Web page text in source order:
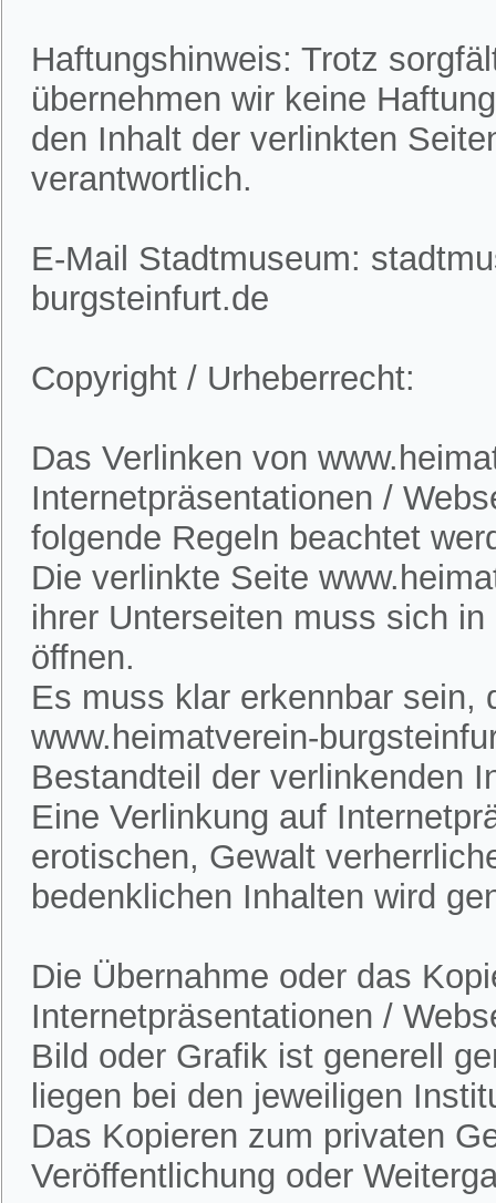
Haftungshinweis: Trotz
übernehmen wir keine
den Inhalt der verlinkten
verantwortlich.
E-Mail Stadtmuseum:
burgsteinfurt.de
Copyright / Urheberrecht:
Das Verlinken von
Internetpräsentationen /
folgende Regeln beachtet
Die verlinkte Seite
ihrer Unterseiten muss sich
öffnen.
Es muss klar erkennbar sein,
www.heimatverein-
Bestandteil der verlinkenden
Eine Verlinkung auf
erotischen, Gewalt
bedenklichen Inhalten wird
Die Übernahme oder das
Internetpräsentationen /
Bild oder Grafik ist generell
liegen bei den jeweiligen
Das Kopieren zum privaten
Veröffentlichung oder